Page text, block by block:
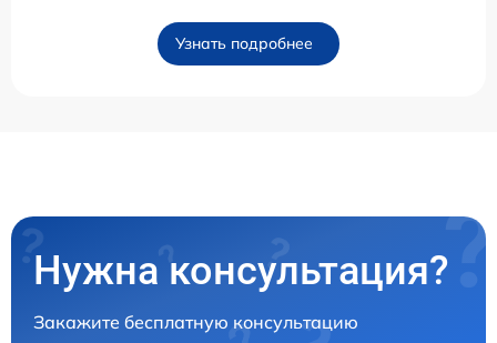
Узнать подробнее
Нужна консультация?
Закажите бесплатную консультацию